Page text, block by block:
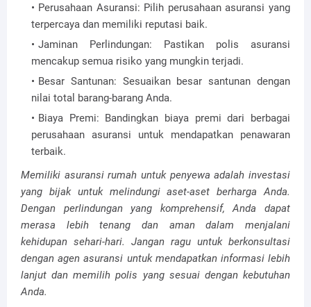
Perusahaan Asuransi: Pilih perusahaan asuransi yang
terpercaya dan memiliki reputasi baik.
Jaminan Perlindungan: Pastikan polis asuransi
mencakup semua risiko yang mungkin terjadi.
Besar Santunan: Sesuaikan besar santunan dengan
nilai total barang-barang Anda.
Biaya Premi: Bandingkan biaya premi dari berbagai
perusahaan asuransi untuk mendapatkan penawaran
terbaik.
Memiliki asuransi rumah untuk penyewa adalah investasi
yang bijak untuk melindungi aset-aset berharga Anda.
Dengan perlindungan yang komprehensif, Anda dapat
merasa lebih tenang dan aman dalam menjalani
kehidupan sehari-hari. Jangan ragu untuk berkonsultasi
dengan agen asuransi untuk mendapatkan informasi lebih
lanjut dan memilih polis yang sesuai dengan kebutuhan
Anda.